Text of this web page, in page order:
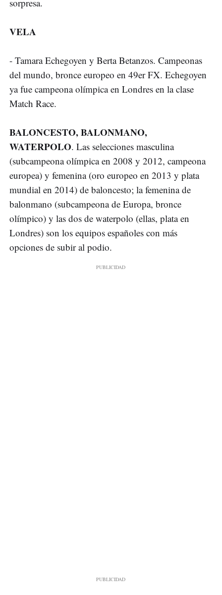
sorpresa.
VELA
- Tamara Echegoyen y Berta Betanzos. Campeonas
del mundo, bronce europeo en 49er FX. Echegoyen
ya fue campeona olímpica en Londres en la clase
Match Race.
BALONCESTO, BALONMANO,
WATERPOLO. Las selecciones masculina
(subcampeona olímpica en 2008 y 2012, campeona
europea) y femenina (oro europeo en 2013 y plata
mundial en 2014) de baloncesto; la femenina de
balonmano (subcampeona de Europa, bronce
olímpico) y las dos de waterpolo (ellas, plata en
Londres) son los equipos españoles con más
opciones de subir al podio.